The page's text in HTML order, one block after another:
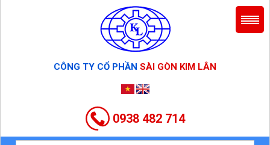
CÔNG TY CỔ PHẦN SÀI GÒN KIM LÂN
0938 482 714